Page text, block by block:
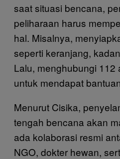
saat situasi bencana,
peliharaan harus
hal. Misalnya,
seperti keranjang,
Lalu, menghubungi 112
untuk mendapat
Menurut Cisika,
tengah bencana akan
ada kolaborasi resmi
NGO, dokter hewan,